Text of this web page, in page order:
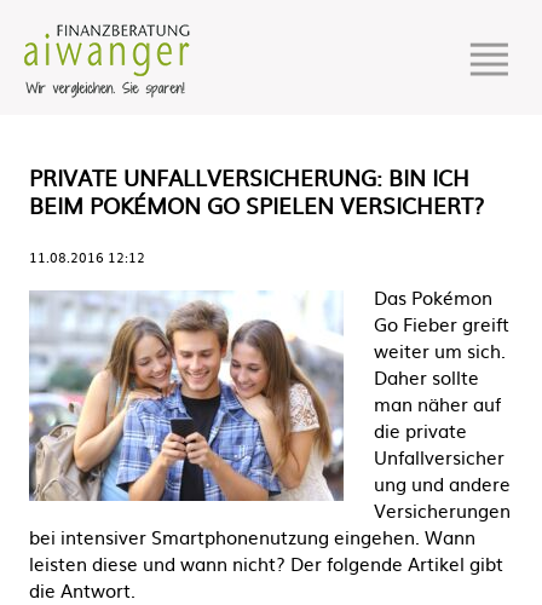
PRIVATE UNFALLVERSICHERUNG: BIN ICH
BEIM POKÉMON GO SPIELEN VERSICHERT?
11.08.2016 12:12
Das Pokémon
Go Fieber greift
weiter um sich.
Daher sollte
man näher auf
die private
Unfallversicher
ung und andere
Versicherungen
bei intensiver Smartphonenutzung eingehen. Wann
leisten diese und wann nicht? Der folgende Artikel gibt
die Antwort.